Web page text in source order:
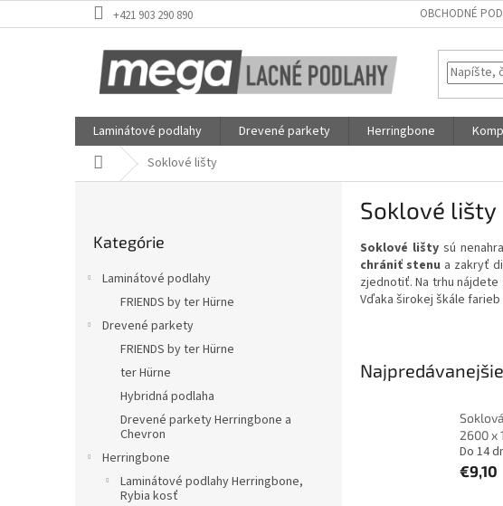
na
+421 903 290 890 OBCHODNÉ
Laminátové podlahy Drevené parkety Herringbone
DomovSoklové lišty
kategórie
Kategórie
Laminátové podlahy
FRIENDS by ter Hürne
Drevené parkety
FRIENDS by ter Hürne
ter Hürne
Hybridná podlaha
Drevené parkety Herringbone a
Chevron
Herringbone
Laminátové podlahy Herringbone,
Rybia kosť
Soklové lišty
Soklové lišty sú
chrániť stenu a zakryť
zjednotiť. Na trhu nájdete
Vďaka širokej škále
Najpredávanejšie
2600 x
Do 14
€9,10